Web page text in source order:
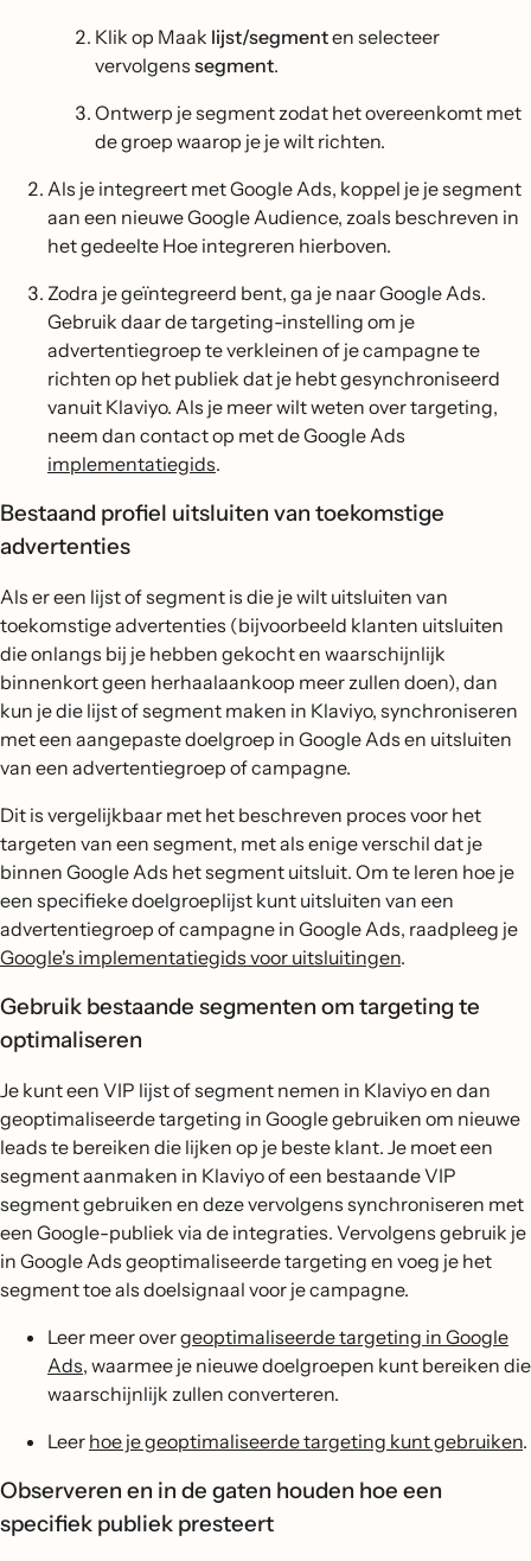
Klik op Maak lijst/segmenten selecteer
vervolgens segment.
Ontwerp je segment zodat het overeenkomt met
de groep waarop je je wilt richten.
Als je integreert met Google Ads, koppel je je segment
aan een nieuwe Google Audience, zoals beschreven in
het gedeelte Hoe integreren hierboven.
Zodra je geïntegreerd bent, ga je naar Google Ads.
Gebruik daar de targeting-instelling om je
advertentiegroep te verkleinen of je campagne te
richten op het publiek dat je hebt gesynchroniseerd
vanuit Klaviyo. Als je meer wilt weten over targeting,
neem dan contact op met de Google Ads
implementatiegids.
Bestaand profiel uitsluiten van toekomstige
advertenties
Als er een lijst of segment is die je wilt uitsluiten van
toekomstige advertenties (bijvoorbeeld klanten uitsluiten
die onlangs bij je hebben gekocht en waarschijnlijk
binnenkort geen herhaalaankoop meer zullen doen), dan
kun je die lijst of segment maken in Klaviyo, synchroniseren
met een aangepaste doelgroep in Google Ads en uitsluiten
van een advertentiegroep of campagne.
Dit is vergelijkbaar met het beschreven proces voor het
targeten van een segment, met als enige verschil dat je
binnen Google Ads het segment uitsluit. Om te leren hoe je
een specifieke doelgroeplijst kunt uitsluiten van een
advertentiegroep of campagne in Google Ads, raadpleeg je
Google's implementatiegids voor uitsluitingen.
Gebruik bestaande segmenten om targeting te
optimaliseren
Je kunt een VIP lijst of segment nemen in Klaviyo en dan
geoptimaliseerde targeting in Google gebruiken om nieuwe
leads te bereiken die lijken op je beste klant. Je moet een
segment aanmaken in Klaviyo of een bestaande VIP
segment gebruiken en deze vervolgens synchroniseren met
een Google-publiek via de integraties. Vervolgens gebruik je
in Google Ads geoptimaliseerde targeting en voeg je het
segment toe als doelsignaal voor je campagne.
Leer meer overgeoptimaliseerde targeting in Google
Ads, waarmee je nieuwe doelgroepen kunt bereiken die
waarschijnlijk zullen converteren.
Leer hoe je geoptimaliseerde targeting kunt gebruiken.
Observeren en in de gaten houden hoe een
specifiek publiek presteert